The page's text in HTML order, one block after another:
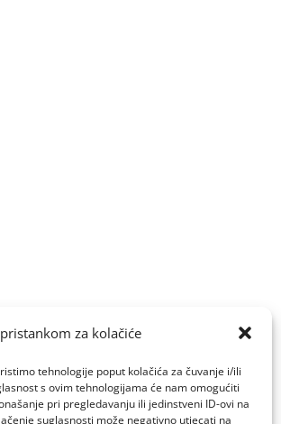
za kolačiće
tehnologije poput kolačića za čuvanje i/ili
s ovim tehnologijama će nam omogućiti
pri pregledavanju ili jedinstveni ID-ovi na
suglasnosti može negativno utjecati na